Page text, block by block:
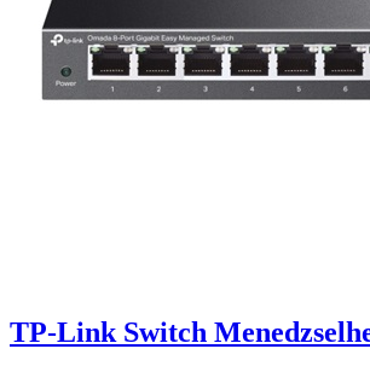
TP-Link Switch